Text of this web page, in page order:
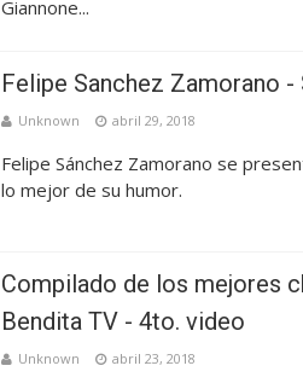
Giannone...
Felipe Sanchez Zamorano -
Unknown abril 29, 2018
Felipe Sánchez Zamorano se
lo mejor de su humor.
Compilado de los mejores
Bendita TV - 4to. video
Unknown abril 23, 2018